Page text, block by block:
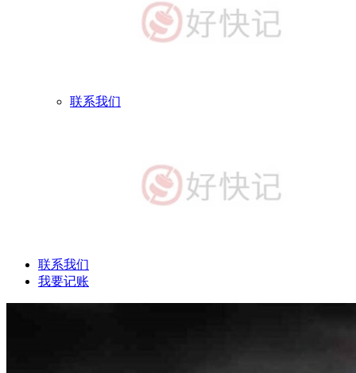
联系我们
联系我们
我要记账